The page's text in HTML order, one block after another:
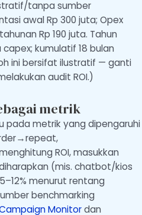
tanpa sumber
awal Rp 300 juta; Opex
Rp 190 juta. Tahun
kumulatif 18 bulan
ini bersifat ilustratif — ganti
audit ROI.)
metrik
pada metrik yang dipengaruhi
ROI, masukkan
(mis. chatbot/kios
menurut rentang
benchmarking
Monitordan